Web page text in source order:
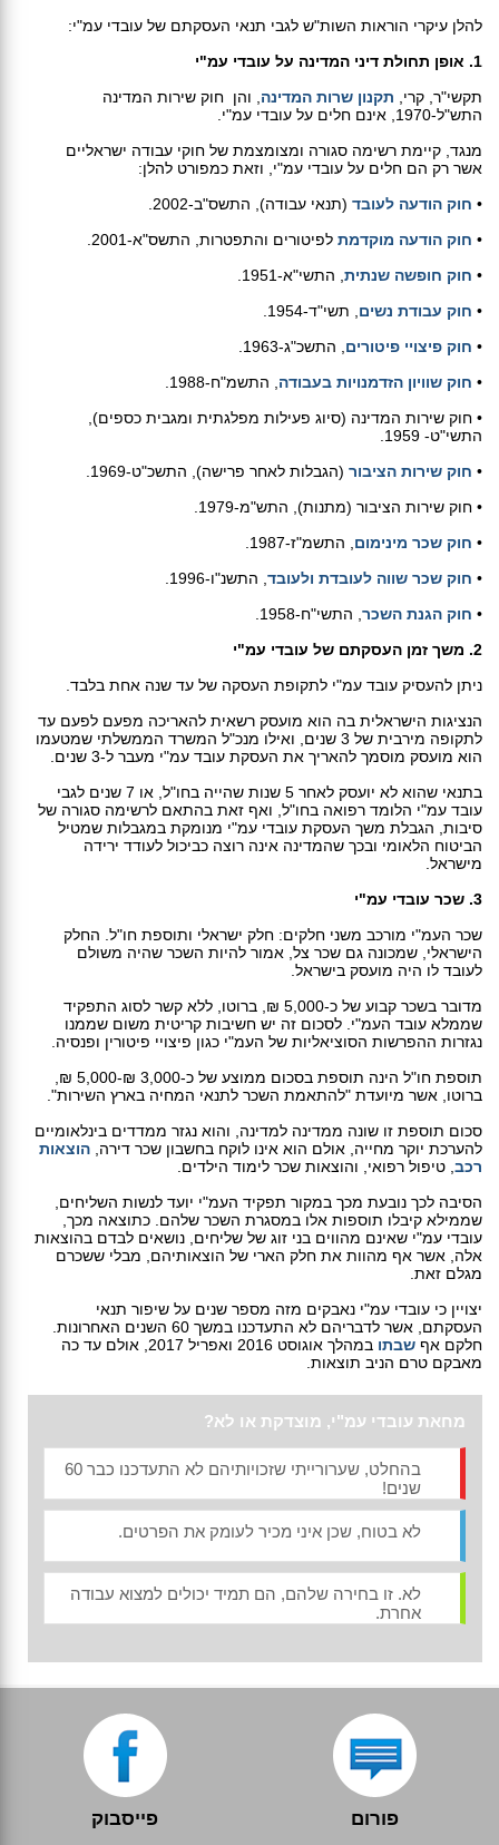
להלן עיקרי הוראות השות"ש לגבי תנאי העסקתם של עובדי עמ"י:
1. אופן תחולת דיני המדינה על עובדי עמ"י
תקשי"ר, קרי, תקנון שרות המדינה , והן חוק שירות המדינה
התש"ל-1970, אינם חלים על עובדי עמ"י.
מנגד, קיימת רשימה סגורה ומצומצמת של חוקי עבודה ישראליים
אשר רק הם חלים על עובדי עמ"י, וזאת כמפורט להלן:
• חוק הודעה לעובד (תנאי עבודה), התשס"ב-2002.
• חוק הודעה מוקדמת לפיטורים והתפטרות, התשס"א-2001.
• חוק חופשה שנתית , התשי"א-1951.
• חוק עבודת נשים , תשי"ד-1954.
• חוק פיצויי פיטורים , התשכ"ג-1963.
• חוק שוויון הזדמנויות בעבודה , התשמ"ח-1988.
• חוק שירות המדינה (סיוג פעילות מפלגתית ומגבית כספים),
התשי"ט- 1959.
• חוק שירות הציבור (הגבלות לאחר פרישה), התשכ"ט-1969.
• חוק שירות הציבור (מתנות), התש"מ-1979.
• חוק שכר מינימום , התשמ"ז-1987.
• חוק שכר שווה לעובדת ולעובד , התשנ"ו-1996.
• חוק הגנת השכר , התשי"ח-1958.
2. משך זמן העסקתם של עובדי עמ"י
ניתן להעסיק עובד עמ"י לתקופת העסקה של עד שנה אחת בלבד.
הנציגות הישראלית בה הוא מועסק רשאית להאריכה מפעם לפעם עד
לתקופה מירבית של 3 שנים, ואילו מנכ"ל המשרד הממשלתי שמטעמו
הוא מועסק מוסמך להאריך את העסקת עובד עמ"י מעבר ל-3 שנים.
בתנאי שהוא לא יועסק לאחר 5 שנות שהייה בחו"ל, או 7 שנים לגבי
עובד עמ"י הלומד רפואה בחו"ל, ואף זאת בהתאם לרשימה סגורה של
סיבות, הגבלת משך העסקת עובדי עמ"י מנומקת במגבלות שמטיל
הביטוח הלאומי ובכך שהמדינה אינה רוצה כביכול לעודד ירידה
מישראל.
3. שכר עובדי עמ"י
שכר העמ"י מורכב משני חלקים: חלק ישראלי ותוספת חו"ל. החלק
הישראלי, שמכונה גם שכר צל, אמור להיות השכר שהיה משולם
לעובד לו היה מועסק בישראל.
מדובר בשכר קבוע של כ-5,000 ₪, ברוטו, ללא קשר לסוג התפקיד
שממלא עובד העמ"י. לסכום זה יש חשיבות קריטית משום שממנו
נגזרות ההפרשות הסוציאליות של העמ"י כגון פיצויי פיטורין ופנסיה.
תוספת חו"ל הינה תוספת בסכום ממוצע של כ-3,000 ₪-5,000 ₪,
ברוטו, אשר מיועדת "להתאמת השכר לתנאי המחיה בארץ השירות".
סכום תוספת זו שונה ממדינה למדינה, והוא נגזר ממדדים בינלאומיים
להערכת יוקר מחייה, אולם הוא אינו לוקח בחשבון שכר דירה, הוצאות
רכב , טיפול רפואי, והוצאות שכר לימוד הילדים.
הסיבה לכך נובעת מכך במקור תפקיד העמ"י יועד לנשות השליחים,
שממילא קיבלו תוספות אלו במסגרת השכר שלהם. כתוצאה מכך,
עובדי עמ"י שאינם מהווים בני זוג של שליחים, נושאים לבדם בהוצאות
אלה, אשר אף מהוות את חלק הארי של הוצאותיהם, מבלי ששכרם
מגלם זאת.
יצויין כי עובדי עמ"י נאבקים מזה מספר שנים על שיפור תנאי
העסקתם, אשר לדבריהם לא התעדכנו במשך 60 השנים האחרונות.
חלקם אף שבתו
במהלך אוגוסט 2016 ואפריל 2017, אולם עד כה
מאבקם טרם הניב תוצאות.
מחאת עובדי עמ"י, מוצדקת או לא?
בהחלט, שערורייתי שזכויותיהם לא התעדכנו כבר 60
שנים!
לא בטוח, שכן איני מכיר לעומק את הפרטים.
לא. זו בחירה שלהם, הם תמיד יכולים למצוא עבודה
אחרת.
פורום פייסבוק